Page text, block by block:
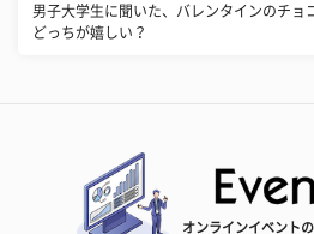
男子大学生に聞いた、バレンタインのチョ
どっちが嬉しい？
オンラインイベント